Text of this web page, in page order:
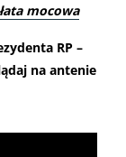
mocowa
RP –
na antenie